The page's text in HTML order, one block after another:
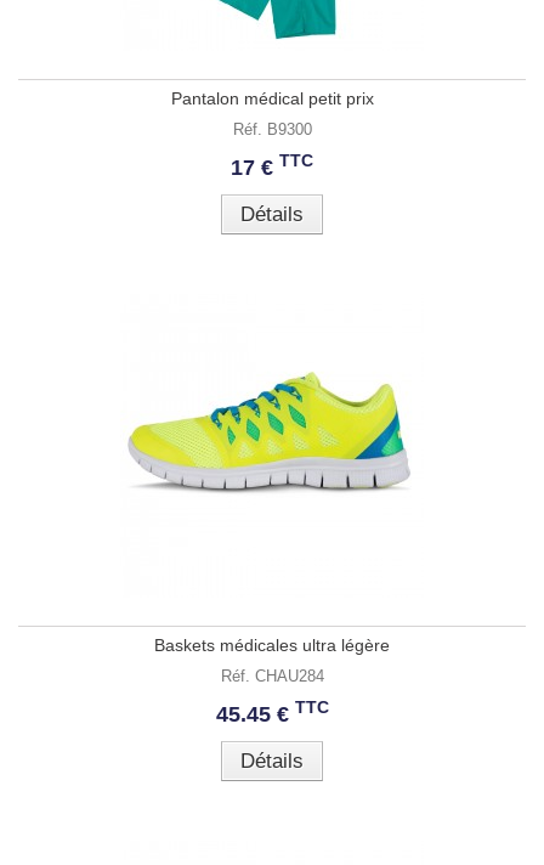
Pantalon médical petit prix
Réf. B9300
17 € TTC
Détails
Baskets médicales ultra légère
Réf. CHAU284
45.45 € TTC
Détails